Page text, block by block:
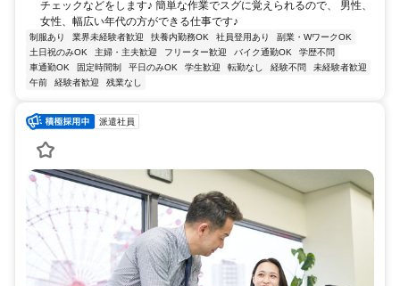
チェックなどをします♪ 簡単な作業でスグに覚えられるので、 男性、
女性、幅広い年代の方ができる仕事です♪
制服あり 業界未経験者歓迎 扶養内勤務OK 社員登用あり
副業・WワークOK
土日祝のみOK
主婦・主夫歓迎 フリーター歓迎 バイク通勤OK
学歴不問
車通勤OK
固定時間制 平日のみOK 学生歓迎 転勤なし 経験不問
未経験者歓迎
午前
経験者歓迎 残業なし
派遣社員